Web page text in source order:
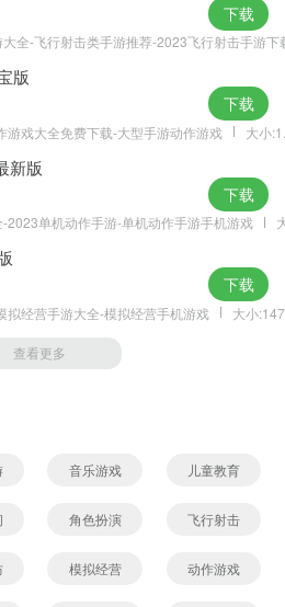
全-飞行射击类手游推荐-2023飞行射击手游下
下载
版
游戏大全免费下载-大型手游动作游戏 大小
下载
新版
2023单机动作手游-单机动作手游手机游戏
下载
拟经营手游大全-模拟经营手机游戏 大小
下载
查看更多
音乐游戏 儿童教育
角色扮演 飞行射击
模拟经营 动作游戏